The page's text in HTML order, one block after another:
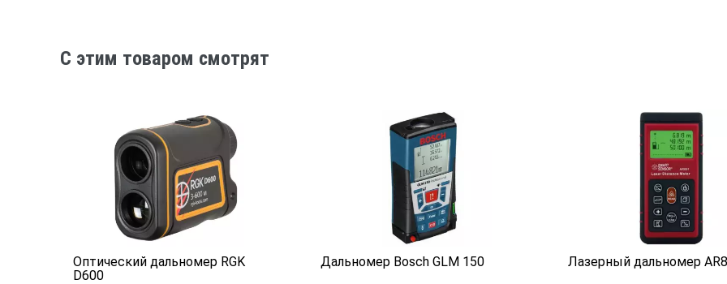
Отключение питания дальномера (лазера) при отсутствии активности, сек
Макс. кол-во измерений на комплект батарей
Батареи/напряжение, Шт. х Тип/Вольт
C этим товаром смотрят
Оптический дальномер RGK
D600
Дальномер Bosch GLM 150 Лазерный дальномер